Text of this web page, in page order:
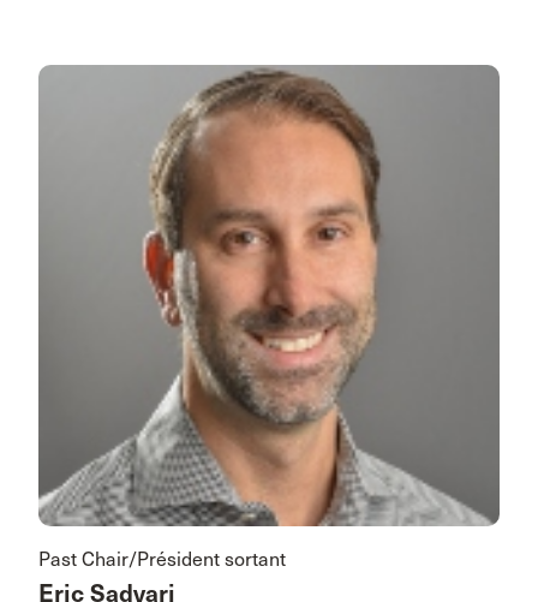
Past Chair/Président sortant
Eric Sadvari